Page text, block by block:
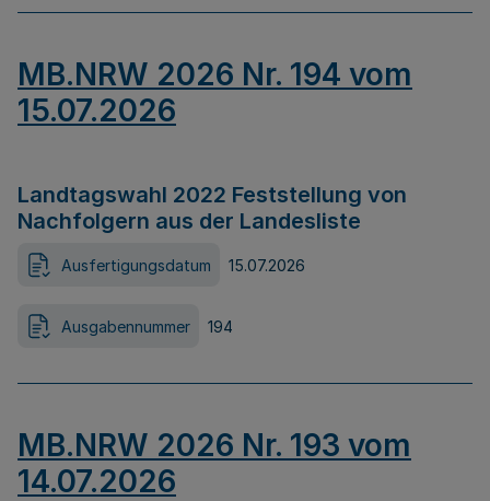
MB.NRW 2026 Nr. 194 vom
15.07.2026
Landtagswahl 2022 Feststellung von
Nachfolgern aus der Landesliste
Ausfertigungsdatum 15.07.2026
Ausgabennummer 194
MB.NRW 2026 Nr. 193 vom
14.07.2026